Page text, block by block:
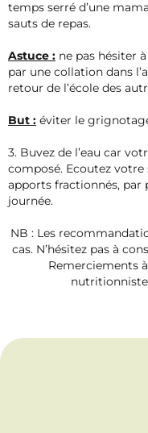
temps serré d’une
sauts de repas.
Astuce : ne pas hésiter
par une collation dans
retour de l’école des
But : éviter le
3. Buvez de l’eau car
composé. Ecoutez votre
apports fractionnés, par
journée.
NB : Les
cas. N’hésitez pas à
Remerciements